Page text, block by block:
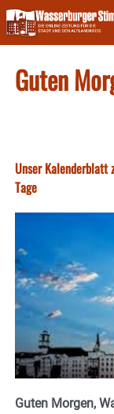
Skip
to
content
Guten
Unser
Tage
Guten Morgen,